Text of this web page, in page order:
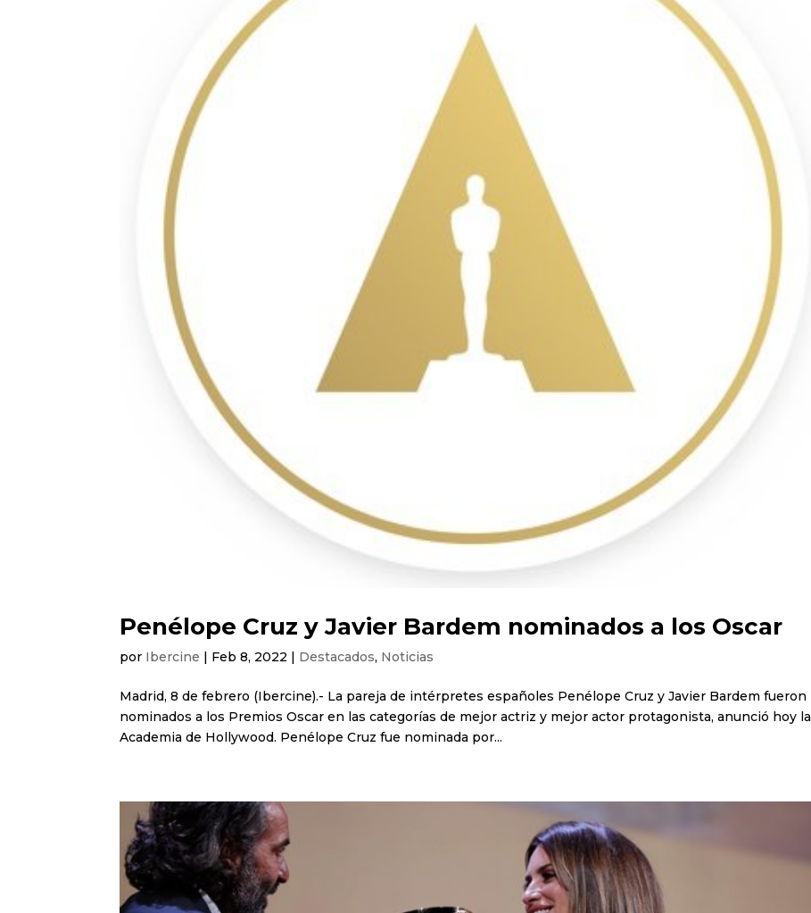
Penélope Cruz y Javier Bardem nominados a los Oscar
por Ibercine | Feb 8, 2022 | Destacados, Noticias
Madrid, 8 de febrero (Ibercine).- La pareja de intérpretes españoles Penélope Cruz y Javier Bardem fueron
nominados a los Premios Oscar en las categorías de mejor actriz y mejor actor protagonista, anunció hoy la
Academia de Hollywood. Penélope Cruz fue nominada por...